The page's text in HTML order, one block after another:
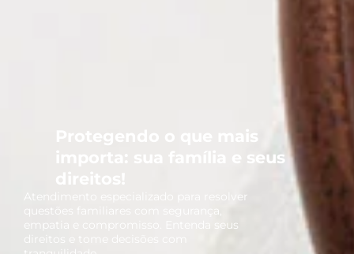
Protegendo o que mais
importa: sua família e seus
Atendimento especializado para resolver
questões familiares com segurança,
empatia e compromisso. Entenda seus
direitos e tome decisões com